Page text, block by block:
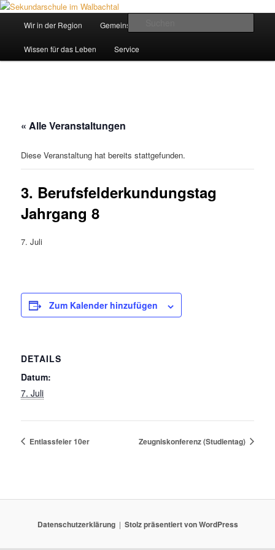
Zum
wechseln
Sekundarschule im Walbachtal
Wir in der Region Gemeinsam ein Weg
Wissen für das Leben Service
« Alle Veranstaltungen
Diese Veranstaltung hat bereits stattgefunden.
3. Berufsfelderkundungstag
Jahrgang 8
7. Juli
Zum Kalender hinzufügen
DETAILS
Datum:
7. Juli
Entlassfeier 10er Zeugniskonferenz (Studientag)
Datenschutzerklärung Stolz präsentiert von WordPress